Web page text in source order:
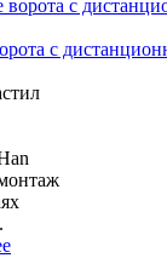
с